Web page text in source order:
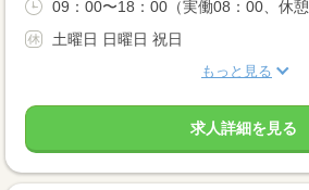
09：00〜18：00（実働08：00、休憩
土曜日 日曜日 祝日
もっと見る
求人詳細を見る